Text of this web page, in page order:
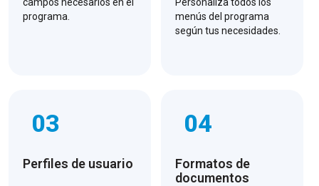
campos necesarios en el
programa.
Personaliza todos los
menús del programa
según tus necesidades.
03
Perfiles de usuario
04
Formatos de
documentos